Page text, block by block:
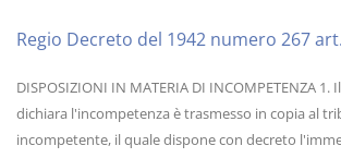
Regio Decreto del 1942 numero 267
DISPOSIZIONI IN MATERIA DI INCOMPETENZA
dichiara l'incompetenza è trasmesso in copia al
incompetente, il quale dispone con decreto